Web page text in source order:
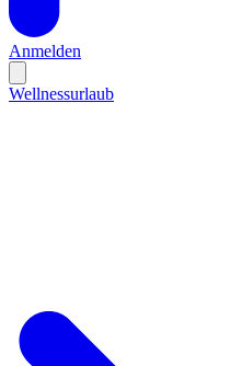
Anmelden
Wellnessurlaub